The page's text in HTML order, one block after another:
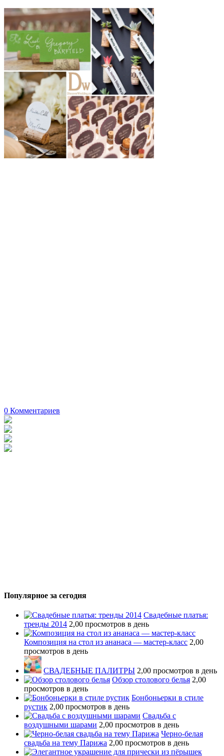
0 Комментариев
Популярное за сегодня
Свадебные платья:
тренды 2014 2,00 просмотров в день
Композиция на стол из ананаса — мастер-класс 2,00
просмотров в день
СВАДЕБНЫЕ ПАЛИТРЫ 2,00 просмотров в день
Обзор столового белья 2,00
просмотров в день
Бонбоньерки в стиле
рустик 2,00 просмотров в день
Свадьба с
воздушными шарами 2,00 просмотров в день
Черно-белая
свадьба на тему Парижа 2,00 просмотров в день